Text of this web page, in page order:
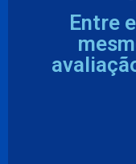
Entre